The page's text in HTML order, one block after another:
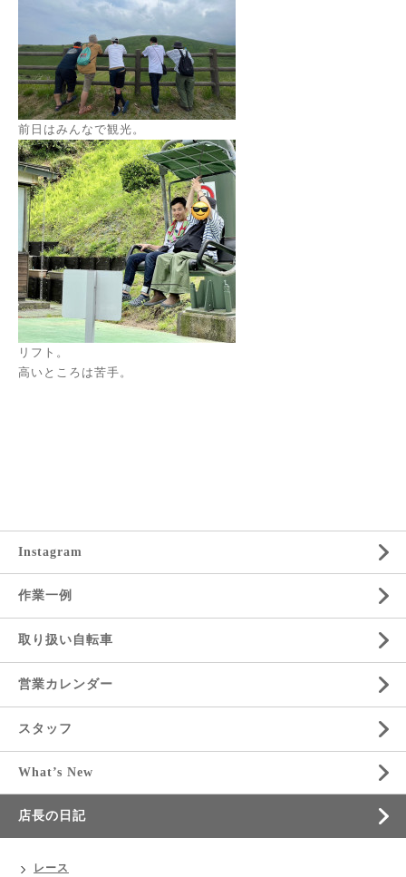
前日はみんなで観光。
リフト。
高いところは苦手。
Instagram
作業一例
取り扱い自転車
営業カレンダー
スタッフ
What’s New
店長の日記
レース